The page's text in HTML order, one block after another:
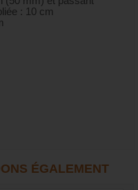
: 10 cm
ÉGALEMENT